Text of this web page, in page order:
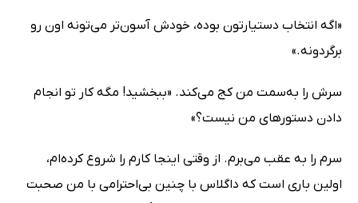
«اگه انتخاب دستیارتون بوده، خودش آسون‌تر می‌تونه اون رو
برگردونه.»
سرش را به‌سمت من کج می‌کند. «ببخشید! مگه کار تو انجام
دادن دستورهای من نیست؟»
سرم را به عقب می‌برم. از وقتی اینجا کارم را شروع کرده‌ام،
اولین باری است که داگلاس با چنین بی‌احترامی با من صحبت